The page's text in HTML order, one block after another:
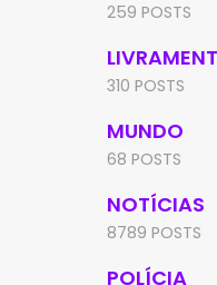
259 POSTS
310 POSTS
MUNDO
68 POSTS
NOTÍCIAS
8789 POSTS
POLÍCIA